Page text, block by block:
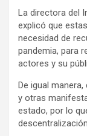
La directora del
explicó que
necesidad de
pandemia, para
actores y su
De igual
y otras
estado, por lo